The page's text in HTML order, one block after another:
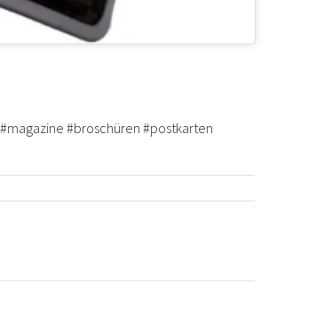
#magazine #broschüren #postkarten